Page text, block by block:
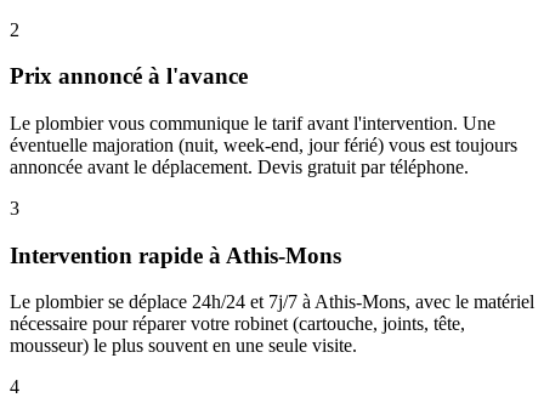
2
Prix annoncé à l'avance
Le plombier vous communique le tarif avant l'intervention. Une
éventuelle majoration (nuit, week-end, jour férié) vous est toujours
annoncée avant le déplacement. Devis gratuit par téléphone.
3
Intervention rapide à Athis-Mons
Le plombier se déplace 24h/24 et 7j/7 à Athis-Mons, avec le matériel
nécessaire pour réparer votre robinet (cartouche, joints, tête,
mousseur) le plus souvent en une seule visite.
4